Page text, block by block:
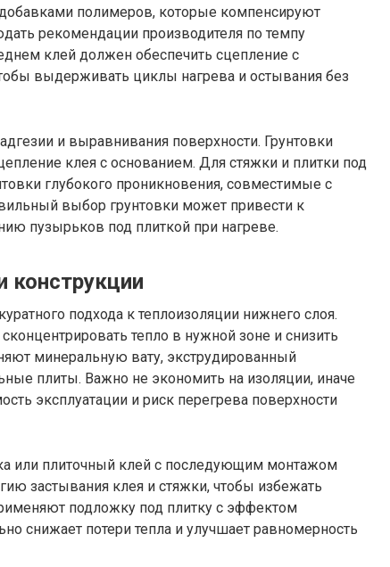
полимеров, которые компенсируют
рекомендации производителя по темпу
клей должен обеспечить сцепление с
выдерживать циклы нагрева и остывания без
и выравнивания поверхности. Грунтовки
клея с основанием. Для стяжки и плитки под
глубокого проникновения, совместимые с
выбор грунтовки может привести к
пузырьков под плиткой при нагреве.
конструкции
подхода к теплоизоляции нижнего слоя.
тепло в нужной зоне и снизить
минеральную вату, экструдированный
плиты. Важно не экономить на изоляции, иначе
эксплуатации и риск перегрева поверхности
или плиточный клей с последующим монтажом
застывания клея и стяжки, чтобы избежать
подложку под плитку с эффектом
снижает потери тепла и улучшает равномерность